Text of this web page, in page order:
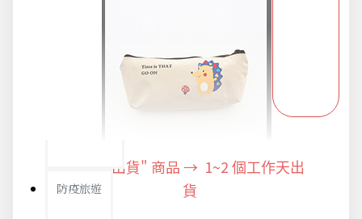
防疫旅遊
"快速出貨" 商品 → 1~2 個工作天出
貨